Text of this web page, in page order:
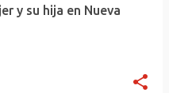
y su hija en Nueva